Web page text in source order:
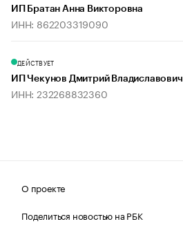
ИП Братан Анна Викторовна
ИНН: 862203319090
ДЕЙСТВУЕТ
ИП Чекунов Дмитрий Владиславович
ИНН: 232268832360
О проекте
Поделиться новостью на РБК